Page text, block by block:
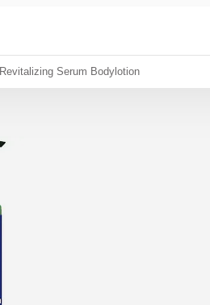
Revitalizing Serum Bodylotion